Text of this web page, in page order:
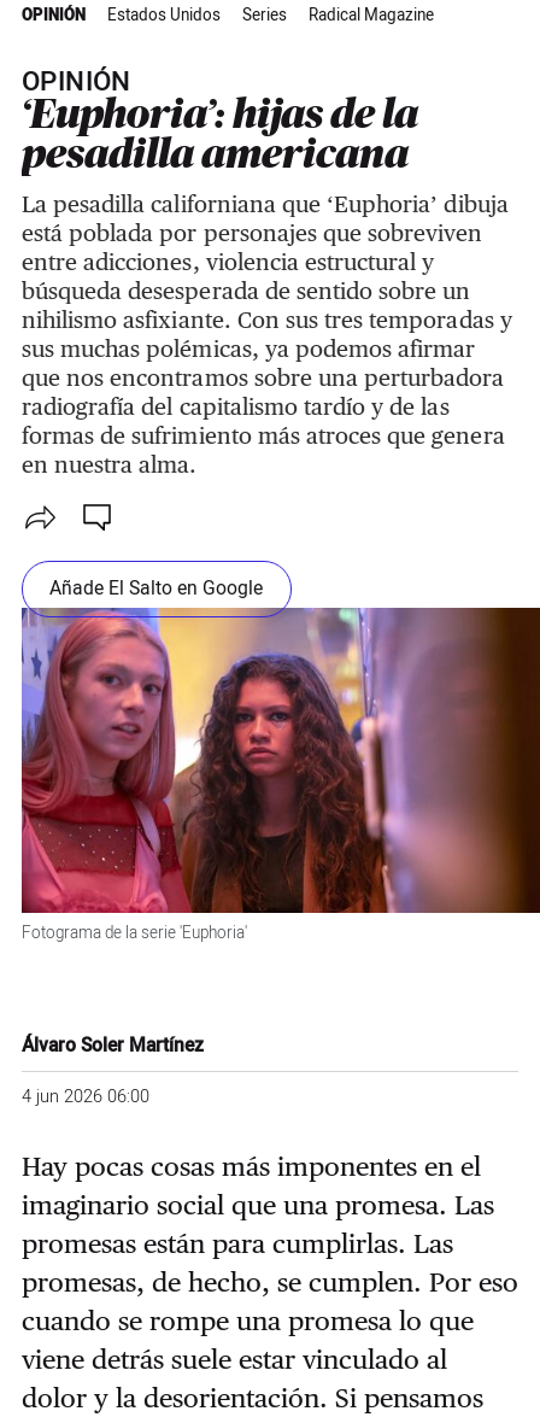
OPINIÓN Estados Unidos Series Radical Magazine
OPINIÓN
‘Euphoria’: hijas de la
pesadilla americana
La pesadilla californiana que ‘Euphoria’ dibuja
está poblada por personajes que sobreviven
entre adicciones, violencia estructural y
búsqueda desesperada de sentido sobre un
nihilismo asfixiante. Con sus tres temporadas y
sus muchas polémicas, ya podemos afirmar
que nos encontramos sobre una perturbadora
radiografía del capitalismo tardío y de las
formas de sufrimiento más atroces que genera
en nuestra alma.
Añade El Salto en Google
Fotograma de la serie 'Euphoria'
Álvaro Soler Martínez
4 jun 2026 06:00
Hay pocas cosas más imponentes en el
imaginario social que una promesa. Las
promesas están para cumplirlas. Las
promesas, de hecho, se cumplen. Por eso
cuando se rompe una promesa lo que
viene detrás suele estar vinculado al
dolor y la desorientación. Si pensamos